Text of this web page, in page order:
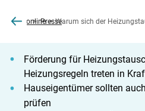
co2onlinePresseWarum sich der
Förderung für
Heizungsregeln treten in
Hauseigentümer sollten
prüfen